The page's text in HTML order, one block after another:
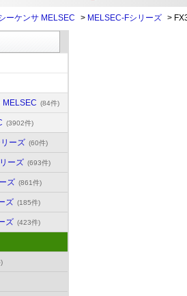
ーケンサ MELSEC > MELSEC-Fシリーズ >
MELSEC (84件)
(3902件)
ーズ (60件)
ーズ (693件)
ズ (861件)
ズ (185件)
ズ (423件)